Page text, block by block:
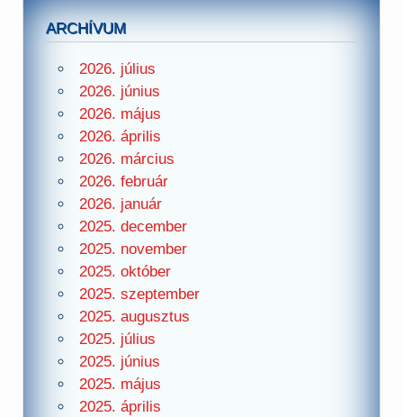
ARCHÍVUM
2026. július
2026. június
2026. május
2026. április
2026. március
2026. február
2026. január
2025. december
2025. november
2025. október
2025. szeptember
2025. augusztus
2025. július
2025. június
2025. május
2025. április